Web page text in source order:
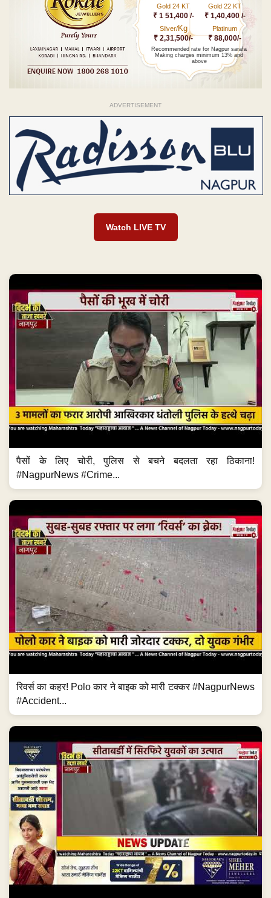
Gold 24 KT
₹ 1 51,400 /-
Gold 22 KT
₹ 1,40,400 /-
Silver/Kg
₹ 2,31,500/-
Platinum
₹ 88,000/-
Recommended rate for Nagpur sarafa
Making charges minimum 13% and
above
ADVERTISEMENT
Watch LIVE TV
पैसों के लिए चोरी, पुलिस से बचने बदलता रहा ठिकाना!
#NagpurNews #Crime...
रिवर्स का कहर! Polo कार ने बाइक को मारी टक्कर #NagpurNews
#Accident...